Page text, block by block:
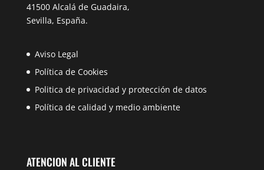
41500 Alcalá de Guadaira,
Sevilla, España.
Aviso Legal
Política de Cookies
Politica de privacidad y protección de datos
Política de calidad y medio ambiente
ATENCION AL CLIENTE